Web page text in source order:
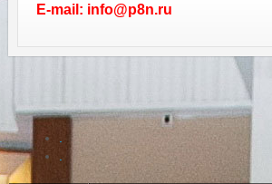
E-mail: info@p8n.ru